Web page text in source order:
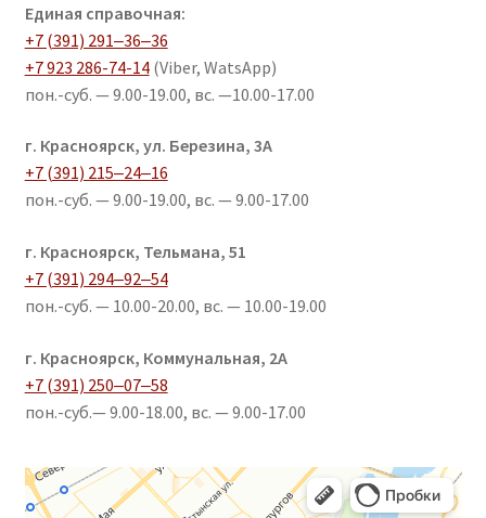
Единая справочная:
+7 (391) 291‒36‒36
+7 923 286-74-14(Viber, WatsApp)
пон.-суб. — 9.00-19.00, вс. —10.00-17.00
г. Красноярск, ул. Березина, 3А
+7 (391) 215‒24‒16
пон.-суб. — 9.00-19.00, вс. — 9.00-17.00
г. Красноярск, Тельмана, 51​
+7 (391) 294‒92‒54
пон.-суб. — 10.00-20.00, вс. — 10.00-19.00
г. Красноярск, Коммунальная, 2А
+7 (391) 250‒07‒58
пон.-суб.— 9.00-18.00, вс. — 9.00-17.00